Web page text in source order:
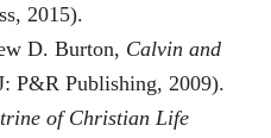
2015).
D. Burton, Calvin and
P&R Publishing, 2009).
of Christian Life